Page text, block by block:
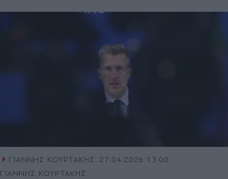
ΓΙΑΝΝΗΣ ΚΟΥΡΤΑΚΗΣ
27.04.2026 13:00
ΓΙΑΝΝΗΣ ΚΟΥΡΤΑΚΗΣ